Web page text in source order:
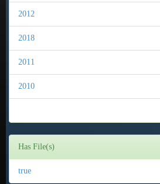
2012
2018
2011
2010
Has File(s)
true